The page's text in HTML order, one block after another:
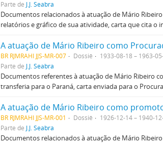
Parte de J.J. Seabra
Documentos relacionados à atuação de Mário
relatórios e gráfico de sua atividade, carta que cita o
A atuação de Mário Ribeiro como
BR RJMRAHI JJS-MR-007 Dossiê
1933-08-18 – 1963-
Parte de J.J. Seabra
Documentos referentes à atuação de Mário Ribeiro
transferia para o Paraná, carta enviada para o
A atuação de Mário Ribeiro como
BR RJMRAHI JJS-MR-001 Dossiê
1926-12-14 – 1940-
Parte de J.J. Seabra
Documentos relacionados à atuação de Mário